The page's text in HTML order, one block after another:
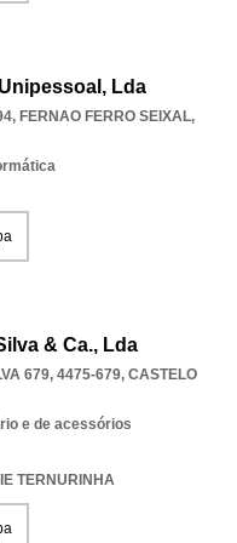
Lda
, FERNAO FERRO SEIXAL,
& Ca., Lda
679, 4475-679, CASTELO
e de acessórios
TERNURINHA